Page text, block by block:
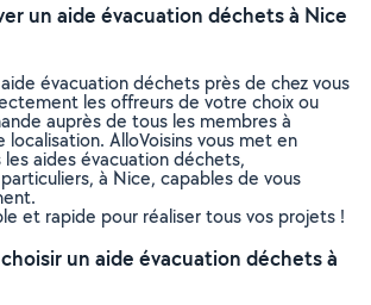
un aide évacuation déchets à Nice
évacuation déchets près de chez vous
les offreurs de votre choix ou
auprès de tous les membres à
AlloVoisins vous met en
aides évacuation déchets,
à Nice, capables de vous
et rapide pour réaliser tous vos projets !
un aide évacuation déchets à